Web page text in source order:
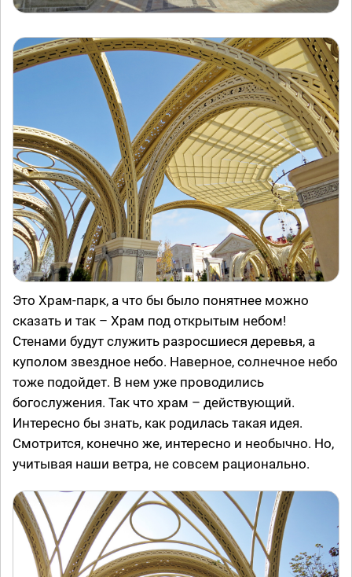
Это Храм-парк, а что бы было понятнее можно
сказать и так – Храм под открытым небом!
Стенами будут служить разросшиеся деревья, а
куполом звездное небо. Наверное, солнечное небо
тоже подойдет. В нем уже проводились
богослужения. Так что храм – действующий.
Интересно бы знать, как родилась такая идея.
Смотрится, конечно же, интересно и необычно. Но,
учитывая наши ветра, не совсем рационально.